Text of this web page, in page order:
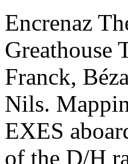
Encrenaz
Greathouse
Franck,
Nils.
EXES
of the D/H